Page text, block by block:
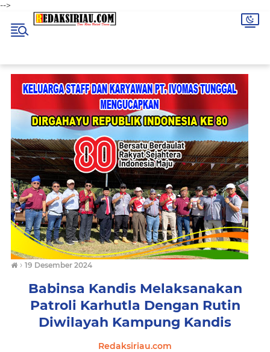
-->
› 19 Desember 2024
Babinsa Kandis Melaksanakan
Patroli Karhutla Dengan Rutin
Diwilayah Kampung Kandis
Redaksiriau.com